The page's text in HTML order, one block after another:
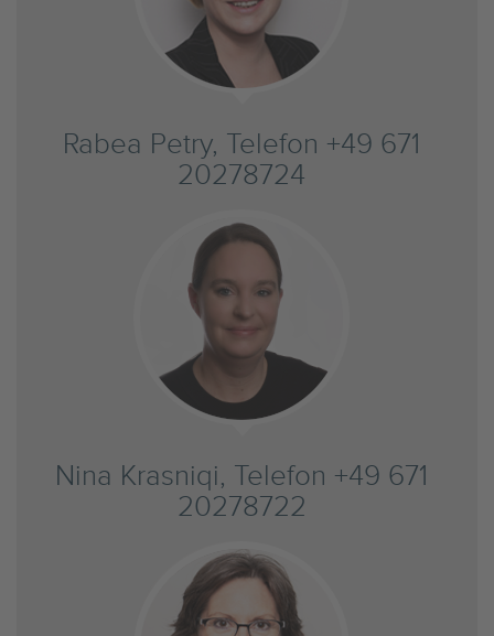
Rabea Petry, Telefon +49 671
20278724
Nina Krasniqi, Telefon +49 671
20278722